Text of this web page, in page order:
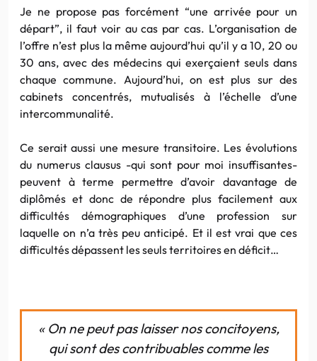
Je ne propose pas forcément “une arrivée pour un
départ”, il faut voir au cas par cas. L’organisation de
l’offre n’est plus la même aujourd’hui qu’il y a 10, 20 ou
30 ans, avec des médecins qui exerçaient seuls dans
chaque commune. Aujourd’hui, on est plus sur des
cabinets concentrés, mutualisés à l’échelle d’une
intercommunalité.
Ce serait aussi une mesure transitoire. Les évolutions
du numerus clausus -qui sont pour moi insuffisantes-
peuvent à terme permettre d’avoir davantage de
diplômés et donc de répondre plus facilement aux
difficultés démographiques d’une profession sur
laquelle on n’a très peu anticipé. Et il est vrai que ces
difficultés dépassent les seuls territoires en déficit…
« On ne peut pas laisser nos concitoyens,
qui sont des contribuables comme les